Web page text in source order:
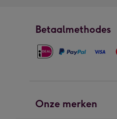
Betaalmethodes
Onze merken